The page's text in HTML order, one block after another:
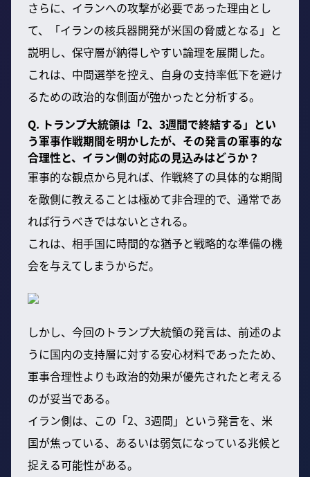
さらに、イランへの攻撃が必要であった理由とし
て、「イランの核兵器開発が米国の脅威となる」と
説明し、保守層が納得しやすい論理を展開した。
これは、中間選挙を控え、自身の支持率低下を避け
るための政治的な側面が強かったと分析する。
Q. トランプ大統領は「2、3週間で終結する」とい
う軍事作戦期間を明かしたが、その発言の軍事的な
合理性と、イラン側の対応の見込みはどうか？
軍事的な観点から見れば、作戦終了の具体的な期間
を敵側に教えることは極めて非合理的で、通常であ
れば行うべきではないとされる。
これは、相手国に時間的な猶予と戦略的な準備の機
会を与えてしまうからだ。
しかし、今回のトランプ大統領の発言は、前述のよ
うに国内の支持層に対する安心材料であったため、
軍事合理性よりも政治的効果が優先されたと考える
のが妥当である。
イラン側は、この「2、3週間」という発言を、米
国が焦っている、あるいは弱気になっている兆候と
捉える可能性がある。